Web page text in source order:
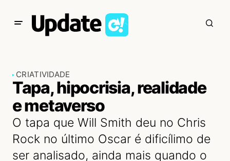
CRIATIVIDADE
Tapa, hipocrisia, realidade
e metaverso
O tapa que Will Smith deu no Chris
Rock no último Oscar é dificílimo de
ser analisado, ainda mais quando o